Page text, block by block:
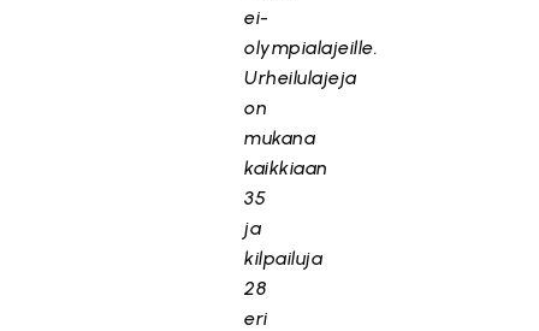
ei-
olympialajeille.
Urheilulajeja
on
mukana
kaikkiaan
35
ja
kilpailuja
28
eri